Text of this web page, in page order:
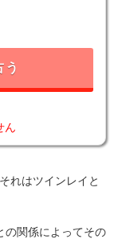
う
ん
れはツインレイと
の関係によってその